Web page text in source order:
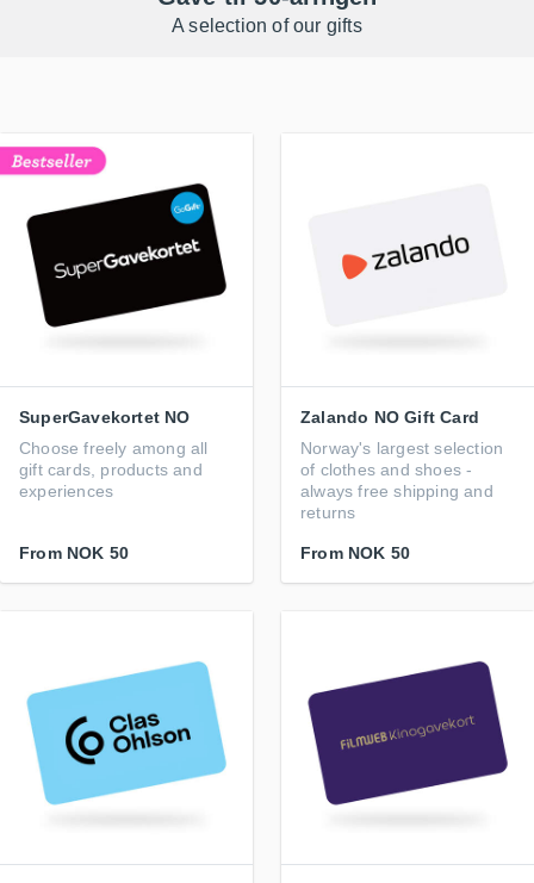
A selection of our gifts
SuperGavekortet NO
Choose freely among all
gift cards, products and
experiences
From NOK 50
Zalando NO Gift Card
Norway's largest selection
of clothes and shoes -
always free shipping and
returns
From NOK 50